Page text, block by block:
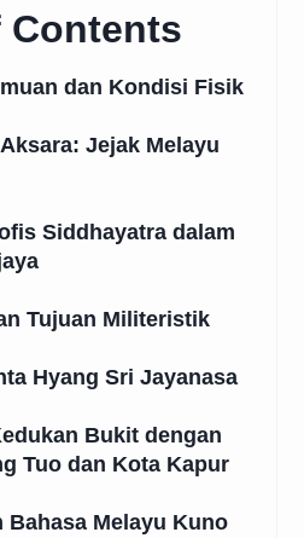
Contents
dan Kondisi Fisik
Jejak Melayu
Siddhayatra dalam
Tujuan Militeristik
Hyang Sri Jayanasa
Bukit dengan
Tuo dan Kota Kapur
Bahasa Melayu Kuno